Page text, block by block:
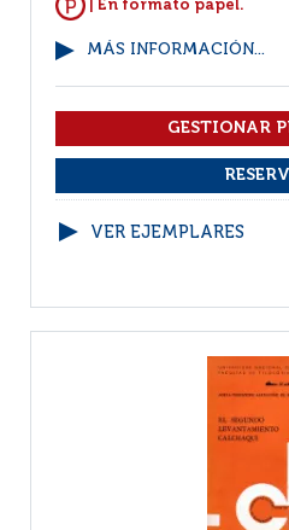
| En formato papel.
MÁS INFORMACIÓN...
VER EJEMPLARES